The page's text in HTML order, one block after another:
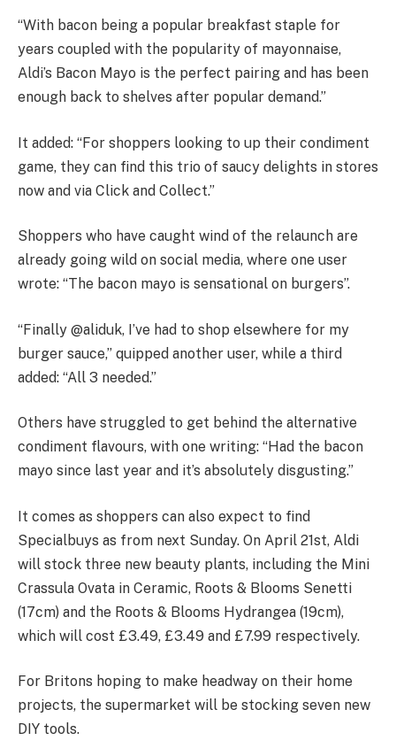
“With bacon being a popular breakfast staple for
years coupled with the popularity of mayonnaise,
Aldi’s Bacon Mayo is the perfect pairing and has been
enough back to shelves after popular demand.”
It added: “For shoppers looking to up their condiment
game, they can find this trio of saucy delights in stores
now and via Click and Collect.”
Shoppers who have caught wind of the relaunch are
already going wild on social media, where one user
wrote: “The bacon mayo is sensational on burgers”.
“Finally @aliduk, I’ve had to shop elsewhere for my
burger sauce,” quipped another user, while a third
added: “All 3 needed.”
Others have struggled to get behind the alternative
condiment flavours, with one writing: “Had the bacon
mayo since last year and it’s absolutely disgusting.”
It comes as shoppers can also expect to find
Specialbuys as from next Sunday. On April 21st, Aldi
will stock three new beauty plants, including the Mini
Crassula Ovata in Ceramic, Roots & Blooms Senetti
(17cm) and the Roots & Blooms Hydrangea (19cm),
which will cost £3.49, £3.49 and £7.99 respectively.
For Britons hoping to make headway on their home
projects, the supermarket will be stocking seven new
DIY tools.